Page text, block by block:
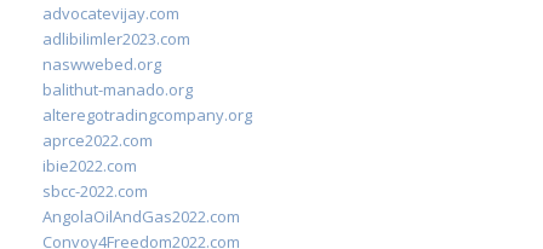
advocatevijay.com
adlibilimler2023.com
naswwebed.org
balithut-manado.org
alteregotradingcompany.org
aprce2022.com
ibie2022.com
sbcc-2022.com
AngolaOilAndGas2022.com
Convoy4Freedom2022.com